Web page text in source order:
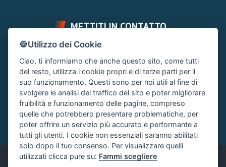
METTITI IN CONTATTO
FAI UNA DOMANDA
Chiedi un Consiglio
Area Ticket
CONTATTA L'AMMINISTRAZIONE
Clicca quì
Italiano
🍪Utilizzo dei Cookie
Ciao, ti informiamo che anche questo sito, come tutti
del resto, utilizza i cookie propri e di terze parti per il
suo funzionamento. Questi sono per noi utili al fine di
svolgere le analisi del traffico del sito e poter migliorare
fruibilità e funzionamento delle pagine, compreso
quelle che potrebbero presentare problematiche, per
poter offrire un servizio più accurato e performante a
tutti gli utenti. I cookie non essenziali saranno abilitati
solo dopo il tuo consenso. Per visualizzare quelli
utilizzati clicca pure su: Fammi scegliere